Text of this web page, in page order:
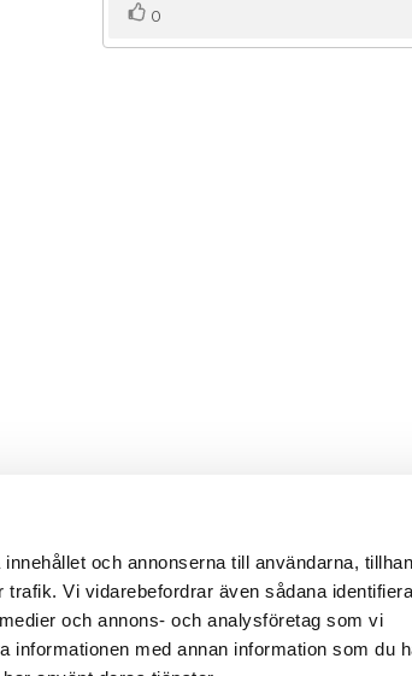
och annonserna till användarna,
Vi vidarebefordrar även sådana
och annons- och analysföretag som vi
med annan information som du
Rösta
0